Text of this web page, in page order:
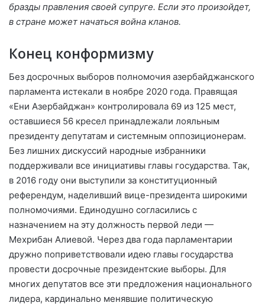
бразды правления своей супруге. Если это произойдет,
в стране может начаться война кланов.
Конец конформизму
Без досрочных выборов полномочия азербайджанского
парламента истекали в ноябре 2020 года. Правящая
«Ени Азербайджан» контролировала 69 из 125 мест,
оставшиеся 56 кресел принадлежали лояльным
президенту депутатам и системным оппозиционерам.
Без лишних дискуссий народные избранники
поддерживали все инициативы главы государства. Так,
в 2016 году они выступили за конституционный
референдум, наделивший вице-президента широкими
полномочиями. Единодушно согласились с
назначением на эту должность первой леди —
Мехрибан Алиевой. Через два года парламентарии
дружно поприветствовали идею главы государства
провести досрочные президентские выборы. Для
многих депутатов все эти предложения национального
лидера, кардинально менявшие политическую